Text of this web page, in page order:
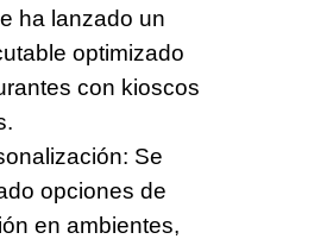
ha lanzado un
optimizado
con kioscos
Se
opciones de
en ambientes,